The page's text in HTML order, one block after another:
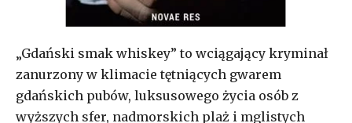
„Gdański smak whiskey” to wciągający kryminał
zanurzony w klimacie tętniących gwarem
gdańskich pubów, luksusowego życia osób z
wyższych sfer, nadmorskich plaż i mglistych